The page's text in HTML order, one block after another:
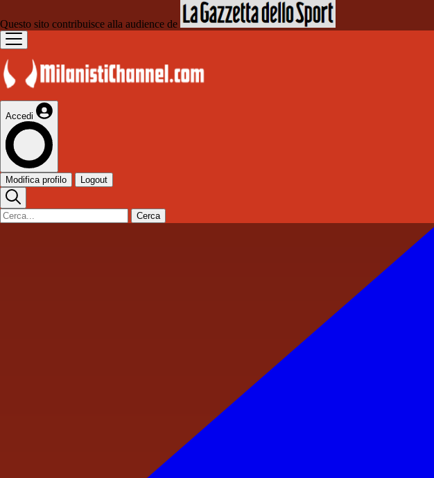
Questo sito contribuisce alla audience de
Accedi
Modifica profilo Logout
Cerca